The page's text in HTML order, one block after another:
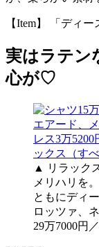
【Item】 「ディ
実はラテン
心が♡
▲ リラック
メリハリを
ともにディ
ロッツァ、
29万7000円